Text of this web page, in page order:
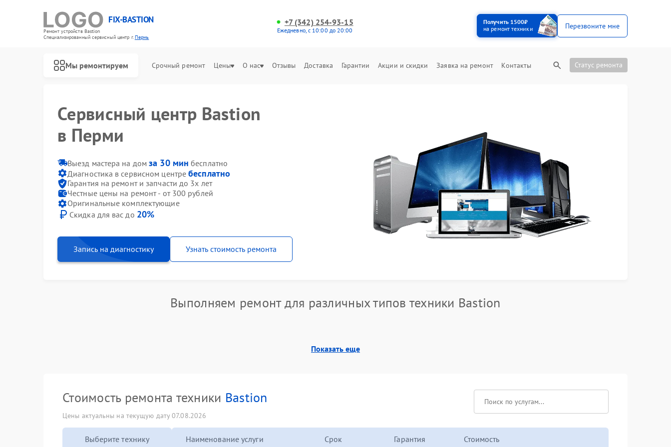
FIX-BASTION
Ремонт устройств Bastion
Специализированный cервисный центр г.Пермь
+7 (342) 254-93-15
Ежедневно, с 10:00 до 20:00
Получить 1500₽
на ремонт техники
Перезвоните мне
Мы ремонтируем Срочный ремонт Цены О нас Отзывы Доставка Гарантии Акции и скидки Заявка на ремонт Контакты Статус ремонта
Сервисный центр Bastion
в Перми
Выезд мастера на домза 30 мин бесплатно
Диагностика в сервисном центребесплатно
Гарантия на ремонт и запчасти до 3х лет
Честные цены на ремонт - от 300 рублей
Оригинальные комплектующие
Скидка для вас до 20%
Запись на диагностику Узнать стоимость ремонта
Выполняем ремонт для различных типов техники Bastion
Показать еще
Стоимость ремонта техники Bastion
Цены актуальны на текущую дату 07.08.2026
Выберите технику Наименование услуги Срок Гарантия Стоимость